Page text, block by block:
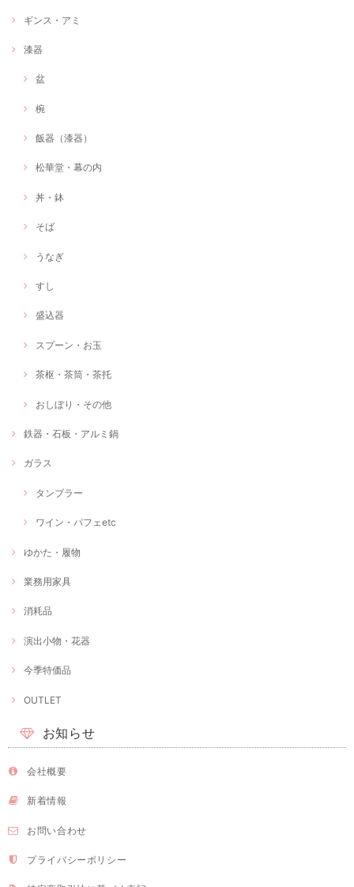
ギンス・アミ
漆器
盆
椀
飯器（漆器）
松華堂・幕の内
丼・鉢
そば
うなぎ
すし
盛込器
スプーン・お玉
茶枢・茶筒・茶托
おしぼり・その他
鉄器・石板・アルミ鍋
ガラス
タンブラー
ワイン・パフェetc
ゆかた・履物
業務用家具
消耗品
演出小物・花器
今季特価品
OUTLET
お知らせ
会社概要
新着情報
お問い合わせ
プライバシーポリシー